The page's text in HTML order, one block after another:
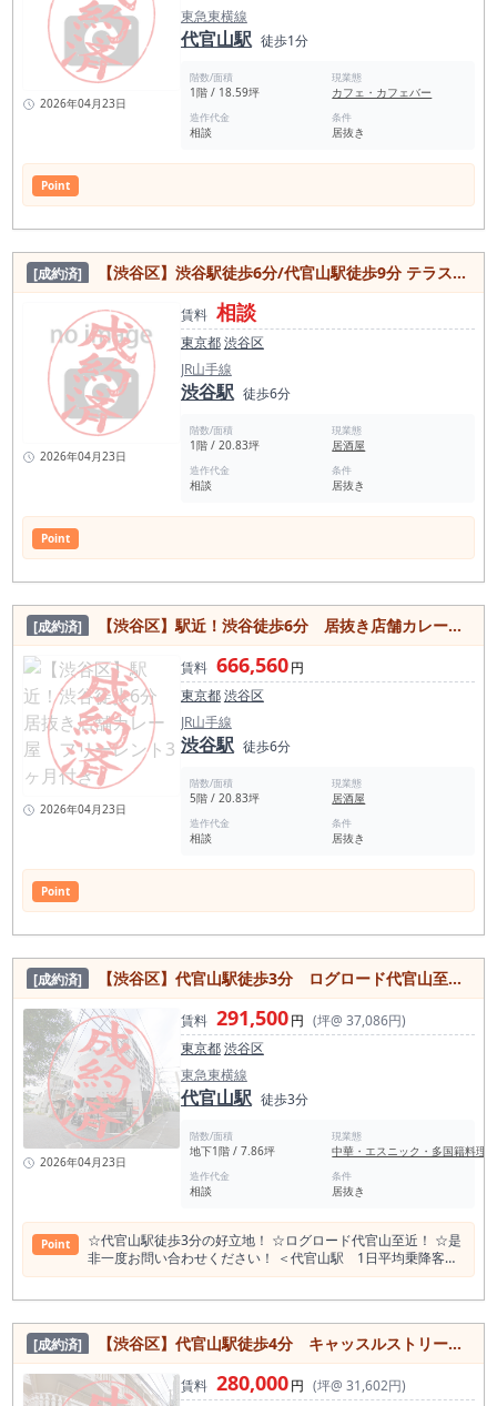
2026年04月23日
東急東横線
代官山駅 徒歩1分
階数/面積
1階 / 18.59坪
現業態
カフェ・カフェバー
造作代金
相談
条件
居抜き
Point
[成約済] 【渋谷区】渋谷駅徒歩6分/代官山駅徒歩9分 テラス専属使用可 フリーレント3ヶ月！居抜き物件
2026年04月23日
賃料 相談
東京都渋谷区
JR山手線
渋谷駅 徒歩6分
階数/面積
1階 / 20.83坪
現業態
居酒屋
造作代金
相談
条件
居抜き
Point
[成約済] 【渋谷区】駅近！渋谷徒歩6分 居抜き店舗カレー屋 フリーレント3ヶ月付き
2026年04月23日
賃料 666,560円
東京都渋谷区
JR山手線
渋谷駅 徒歩6分
階数/面積
5階 / 20.83坪
現業態
居酒屋
造作代金
相談
条件
居抜き
Point
[成約済] 【渋谷区】代官山駅徒歩3分 ログロード代官山至近の内装美麗なカレー居抜き店舗！
2026年04月23日
賃料 291,500円 (坪@ 37,086円)
東京都渋谷区
東急東横線
代官山駅 徒歩3分
階数/面積
地下1階 / 7.86坪
現業態
中華・エスニック・多国籍料理
造作代金
相談
条件
居抜き
Point
☆代官山駅徒歩3分の好立地！ ☆ログロード代官山至近！ ☆是
非一度お問い合わせください！ ＜代官山駅 1日平均乗降客数
＞ 平均乗降客数は1日あたり26,201人です。 代官山駅の乗降客
フェ、焼肉店比率が高い。 一方で、ラーメン、中華、カレーな
どの比率が低い傾向がある。 とはいえ、駅乗降客数に対しての
店自体の数が大変多いため、 飲食店の生き残り競争が厳しいエ
リアのひとつと言える。 居酒屋 655店 和食 534店 バ
ー 468店 洋食・西洋料理 385店 カフェ 338
[成約済] 【渋谷区】代官山駅徒歩4分 キャッスルストリート沿いの路面店舗物件
賃料 280,000円 (坪@ 31,602円)